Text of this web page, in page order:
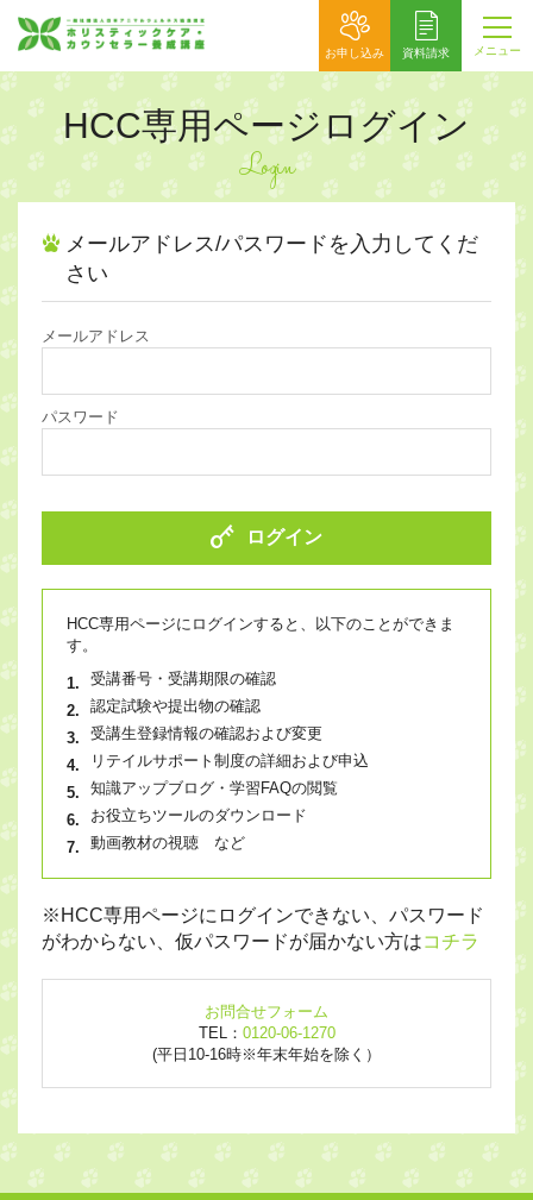
お申し込み 資料請求 メニュー
HCC専用ページログイン
Login
メールアドレス/パスワードを入力してくだ
さい
メールアドレス
パスワード
ログイン
HCC専用ページにログインすると、以下のことができま
す。
受講番号・受講期限の確認
認定試験や提出物の確認
受講生登録情報の確認および変更
リテイルサポート制度の詳細および申込
知識アップブログ・学習FAQの閲覧
お役立ちツールのダウンロード
動画教材の視聴 など
※HCC専用ページにログインできない、パスワード
がわからない、仮パスワードが届かない方はコチラ
お問合せフォーム
TEL： 0120-06-1270
(平日10-16時※年末年始を除く）